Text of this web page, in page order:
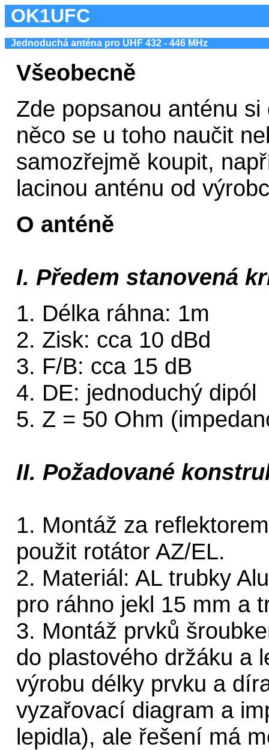
OK1UFC
Jednoduchá anténa pro UHF 432 - 446 MHz
Všeobecně
Zde popsanou anténu
něco se u toho naučit
samozřejmě koupit,
lacinou anténu od
O anténě
I. Předem stanovená
1. Délka ráhna: 1m
2. Zisk: cca 10 dBd
3. F/B: cca 15 dB
4. DE: jednoduchý dipól
5. Z = 50 Ohm
II. Požadované
1. Montáž za
použit rotátor AZ/EL.
2. Materiál: AL trubky
pro ráhno jekl 15 mm a
3. Montáž prvků
do plastového držáku a
výrobu délky prvku a
vyzařovací diagram a
lepidla), ale řešení má